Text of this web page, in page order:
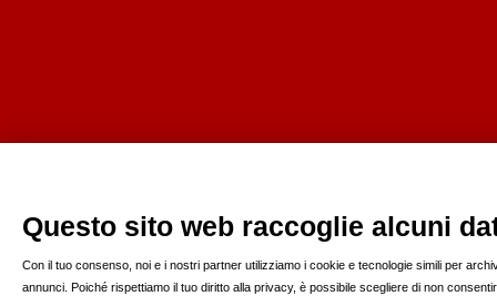
Questo sito web raccoglie alcuni
Con il tuo consenso, noi e i nostri partner utilizziamo i cookie e tecnologie simili per
annunci. Poiché rispettiamo il tuo diritto alla privacy, è possibile scegliere di non